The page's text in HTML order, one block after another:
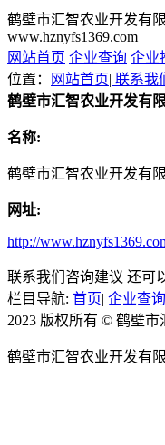
鹤壁市汇智农业开发有
www.hznyfs1369.com
网站首页 企业查询 企业
位置：
网站首页| 联系我
鹤壁市汇智农业开发有
名称:
鹤壁市汇智农业开发有
网址:
http://
联系我们咨询建议 还可
栏目导航: 首页| 企业查询
2023 版权所有 © 鹤壁
鹤壁市汇智农业开发有